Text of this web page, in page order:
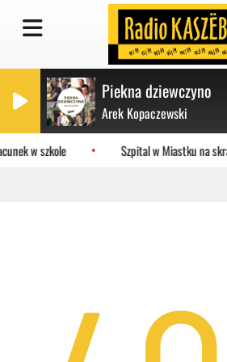
Piekna dziewczyno
Arek Kopaczewski
w szkole Szpital w Miastku na